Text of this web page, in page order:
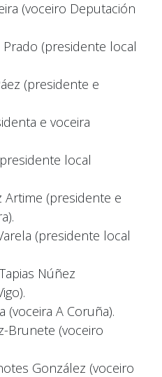
(voceiro Deputación
(presidente local
(presidente e
e voceira
local
Artime (presidente e
(presidente local
Núñez
(voceira A Coruña).
Brunete (voceiro
González (voceiro